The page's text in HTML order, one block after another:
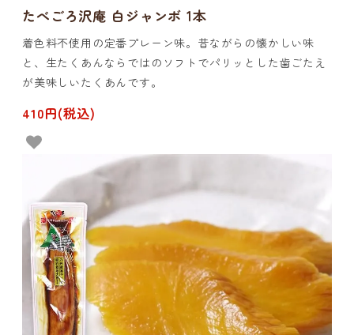
たべごろ沢庵 白ジャンボ 1本
着色料不使用の定番プレーン味。昔ながらの懐かしい味
と、生たくあんならではのソフトでパリッとした歯ごたえ
が美味しいたくあんです。
410円(税込)